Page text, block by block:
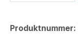
Produktnummer: